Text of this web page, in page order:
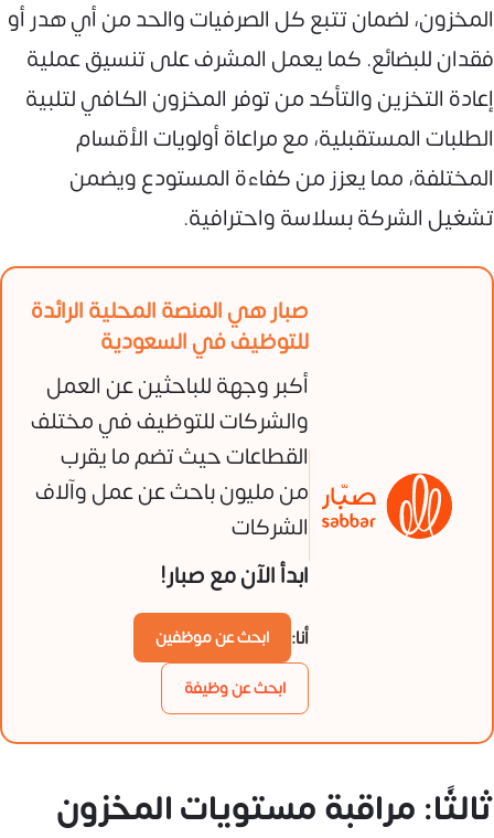
المخزون، لضمان تتبع كل الصرفيات والحد من أي هدر أو
فقدان للبضائع. كما يعمل المشرف على تنسيق عملية
إعادة التخزين والتأكد من توفر المخزون الكافي لتلبية
الطلبات المستقبلية، مع مراعاة أولويات الأقسام
المختلفة، مما يعزز من كفاءة المستودع ويضمن
تشغيل الشركة بسلاسة واحترافية.
صبار هي المنصة المحلية الرائدة
للتوظيف في السعودية
أكبر وجهة للباحثين عن العمل
والشركات للتوظيف في مختلف
القطاعات حيث تضم ما يقرب
من مليون باحث عن عمل وآلاف
الشركات
ابدأ الآن مع صبار!
أنا:
ابحث عن موظفين
ابحث عن وظيفة
ثالثًا: مراقبة مستويات المخزون